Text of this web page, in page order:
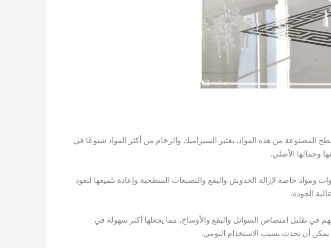
من هذه المواد. يعتبر السيراميك والرخام من أكثر المواد شيوعًا في
وجمالها الأصلي.
ومواد خاصة لإزالة الخدوش والبقع والتصبغات السطحية وإعادة تلميعها لتعود
الجودة.
في تقليل امتصاص السوائل والبقع والأوساخ، مما يجعلها أكثر سهولة في
يمكن أن تحدث بسبب الاستخدام اليومي.